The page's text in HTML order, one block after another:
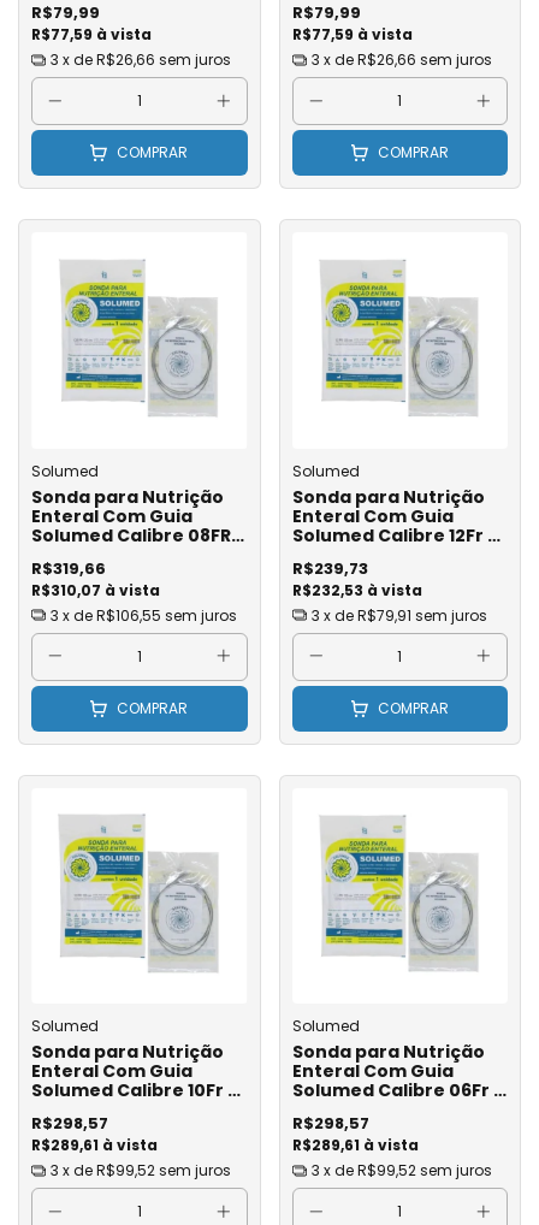
R$77,59 à vista
R$79,99
3 x deR$26,66 sem juros
COMPRAR
R$77,59 à vista
R$79,99
3 x deR$26,66 sem juros
COMPRAR
Solumed
Sonda para Nutrição
Enteral Com Guia
Solumed Calibre 08FR -
R$310,07 à vista
R$319,66
3 x deR$106,55 sem juros
COMPRAR
Solumed
Sonda para Nutrição
Enteral Com Guia
Solumed Calibre 12Fr -
R$232,53 à vista
R$239,73
3 x deR$79,91 sem juros
COMPRAR
Solumed
Sonda para Nutrição
Enteral Com Guia
Solumed Calibre 10Fr -
R$289,61 à vista
R$298,57
3 x deR$99,52sem juros
Solumed
Sonda para Nutrição
Enteral Com Guia
Solumed Calibre 06Fr -
R$289,61 à vista
R$298,57
3 x deR$99,52 sem juros